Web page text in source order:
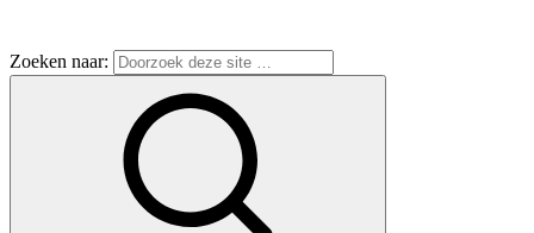
Zoeken naar: